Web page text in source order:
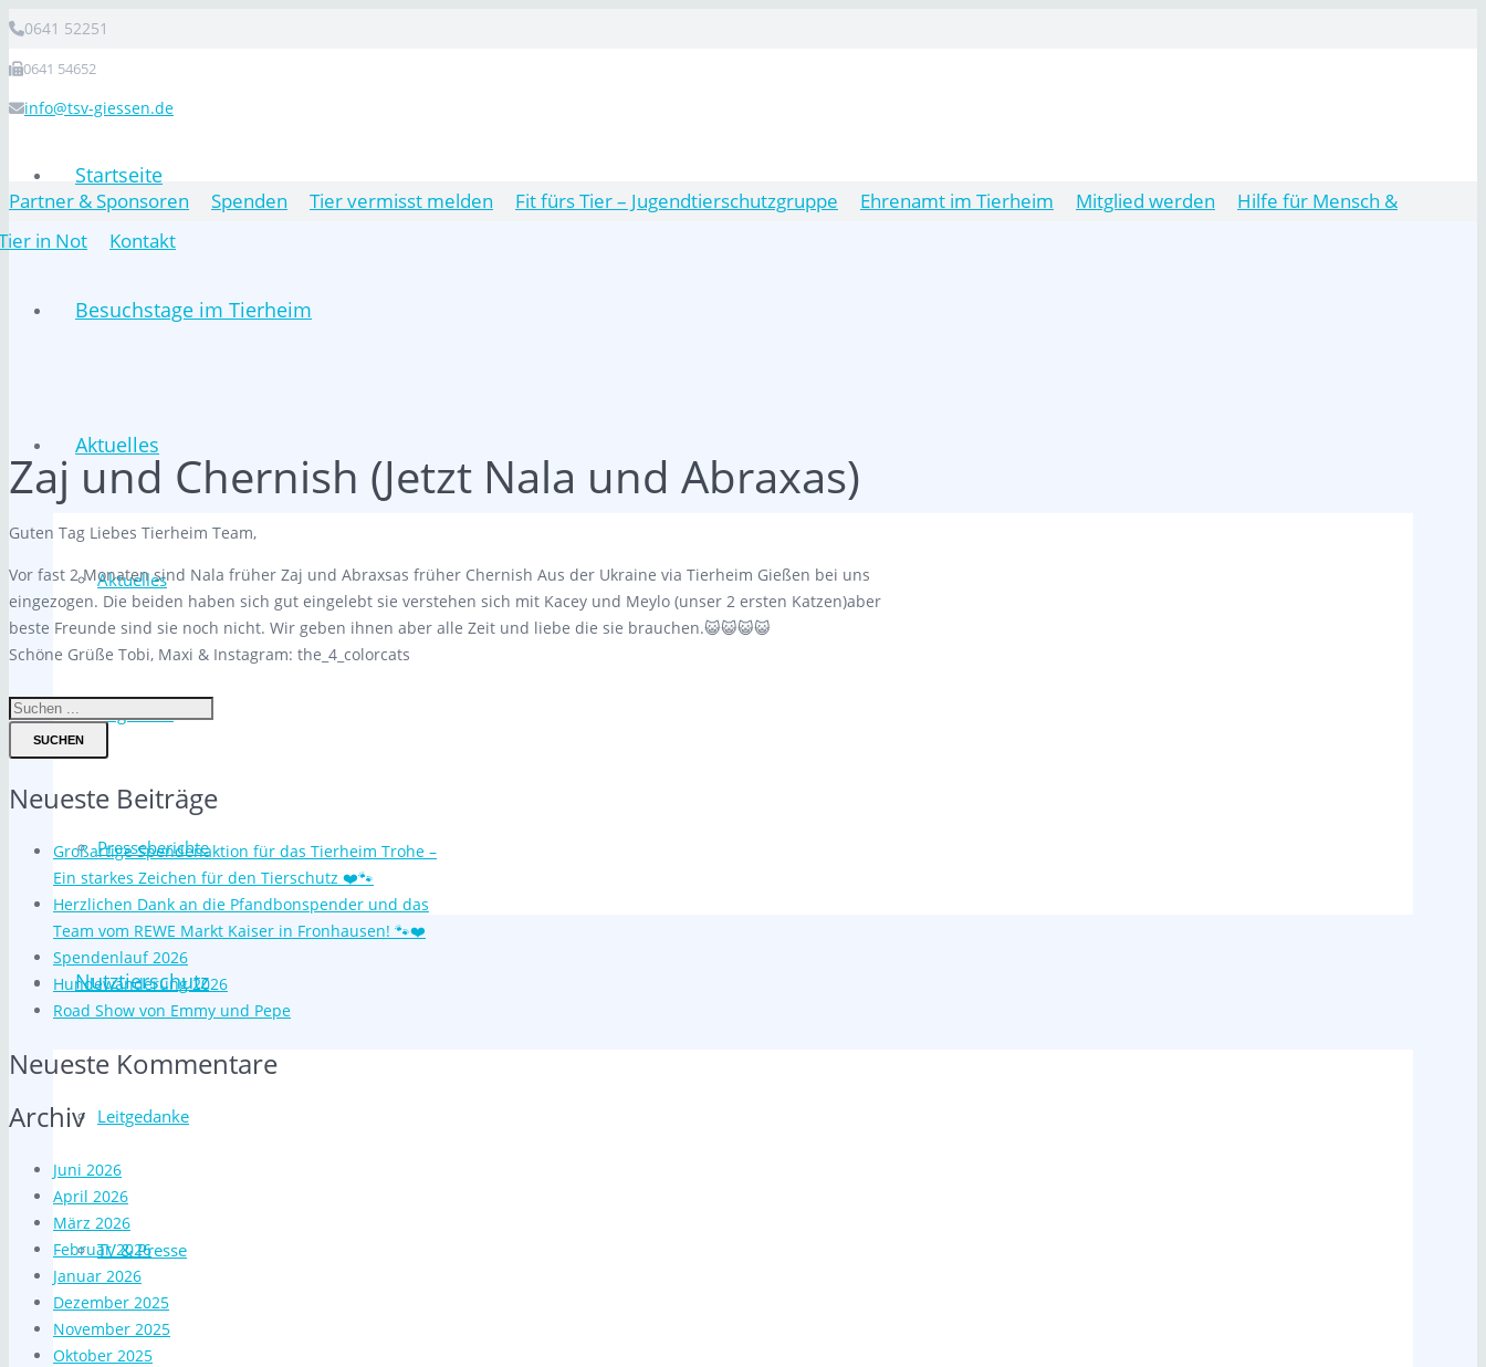
0641 52251
0641 54652
info@tsv-giessen.de
Startseite
Besuchstage im Tierheim
Aktuelles
Aktuelles
Allgemein
Presseberichte
Nutztierschutz
Leitgedanke
TV & Presse
Partner & Sponsoren Spenden Tier vermisst melden Fit fürs Tier – Jugendtierschutzgruppe Ehrenamt im Tierheim Mitglied werden
Hilfe für Mensch &
in Not
Kontakt
Zaj und Chernish (Jetzt Nala und Abraxas)
Guten Tag Liebes Tierheim Team,
Vor fast 2 Monaten sind Nala früher Zaj und Abraxsas früher Chernish Aus der Ukraine via Tierheim Gießen bei uns
eingezogen. Die beiden haben sich gut eingelebt sie verstehen sich mit Kacey und Meylo (unser 2 ersten Katzen)aber
beste Freunde sind sie noch nicht. Wir geben ihnen aber alle Zeit und liebe die sie brauchen.😺😺😺😺
Schöne Grüße Tobi, Maxi & Instagram: the_4_colorcats
SUCHEN
Neueste Beiträge
Großartige Spendenaktion für das Tierheim Trohe –
Ein starkes Zeichen für den Tierschutz ❤️🐾
Herzlichen Dank an die Pfandbonspender und das
Team vom REWE Markt Kaiser in Fronhausen! 🐾❤️
Spendenlauf 2026
Hundewanderung 2026
Road Show von Emmy und Pepe
Neueste Kommentare
Archiv
Juni 2026
April 2026
März 2026
Februar 2026
Januar 2026
Dezember 2025
November 2025
Oktober 2025